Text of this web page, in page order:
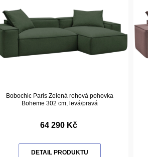
Bobochic Paris Zelená rohová pohovka
Boheme 302 cm, levá/pravá
64 290 Kč
DETAIL PRODUKTU